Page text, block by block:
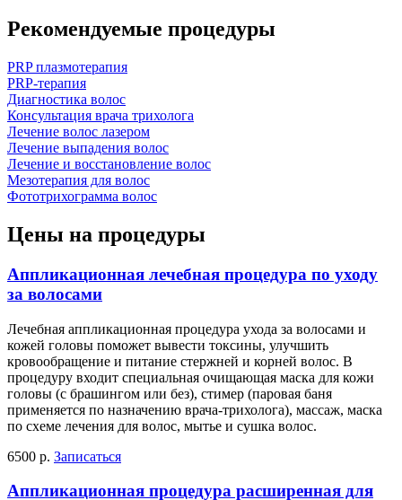
Рекомендуемые процедуры
PRP плазмотерапия
PRP-терапия
Диагностика волос
Консультация врача трихолога
Лечение волос лазером
Лечение выпадения волос
Лечение и восстановление волос
Мезотерапия для волос
Фототрихограмма волос
Цены на процедуры
Аппликационная лечебная процедура по уходу
за волосами
Лечебная аппликационная процедура ухода за волосами и
кожей головы поможет вывести токсины, улучшить
кровообращение и питание стержней и корней волос. В
процедуру входит специальная очищающая маска для кожи
головы (с брашингом или без), стимер (паровая баня
применяется по назначению врача-трихолога), массаж, маска
по схеме лечения для волос, мытье и сушка волос.
6500 р. Записаться
Аппликационная процедура расширенная для